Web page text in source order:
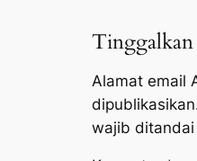
Tinggalkan
Alamat email
wajib ditandai